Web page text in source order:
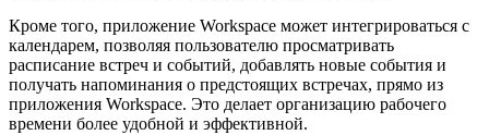
Кроме того, приложение Workspace может интегрироваться с
календарем, позволяя пользователю просматривать
расписание встреч и событий, добавлять новые события и
получать напоминания о предстоящих встречах, прямо из
приложения Workspace. Это делает организацию рабочего
времени более удобной и эффективной.